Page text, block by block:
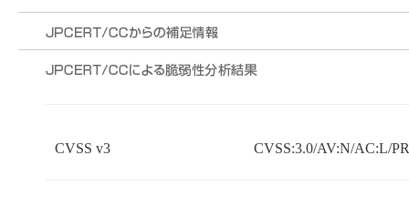
CVSS v3 CVSS:3.0/AV:N/AC:L/